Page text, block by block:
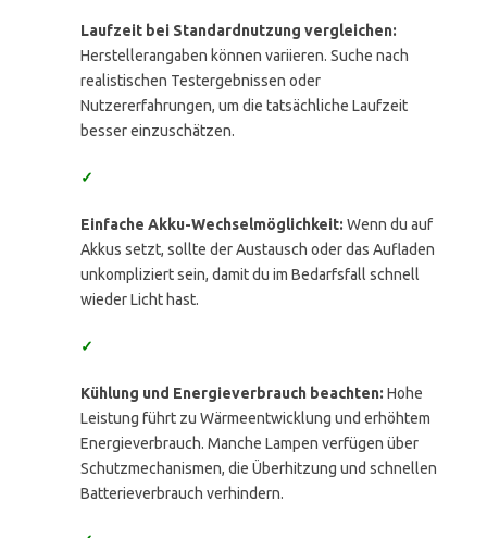
Laufzeit bei Standardnutzung vergleichen:
Herstellerangaben können variieren. Suche nach
realistischen Testergebnissen oder
Nutzererfahrungen, um die tatsächliche Laufzeit
besser einzuschätzen.
✓
Einfache Akku-Wechselmöglichkeit: Wenn du auf
Akkus setzt, sollte der Austausch oder das Aufladen
unkompliziert sein, damit du im Bedarfsfall schnell
wieder Licht hast.
✓
Kühlung und Energieverbrauch beachten: Hohe
Leistung führt zu Wärmeentwicklung und erhöhtem
Energieverbrauch. Manche Lampen verfügen über
Schutzmechanismen, die Überhitzung und schnellen
Batterieverbrauch verhindern.